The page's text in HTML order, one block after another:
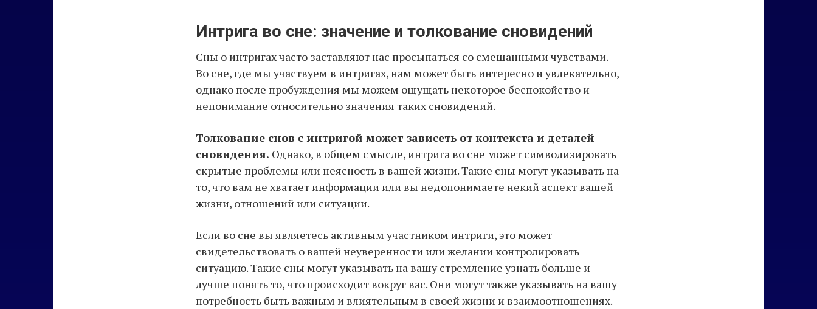
Интрига во сне: значение и толкование сновидений
Сны о интригах часто заставляют нас просыпаться со смешанными чувствами.
Во сне, где мы участвуем в интригах, нам может быть интересно и увлекательно,
однако после пробуждения мы можем ощущать некоторое беспокойство и
непонимание относительно значения таких сновидений.
Толкование снов с интригой может зависеть от контекста и деталей
сновидения. Однако, в общем смысле, интрига во сне может символизировать
скрытые проблемы или неясность в вашей жизни. Такие сны могут указывать на
то, что вам не хватает информации или вы недопонимаете некий аспект вашей
жизни, отношений или ситуации.
Если во сне вы являетесь активным участником интриги, это может
свидетельствовать о вашей неуверенности или желании контролировать
ситуацию. Такие сны могут указывать на вашу стремление узнать больше и
лучше понять то, что происходит вокруг вас. Они могут также указывать на вашу
потребность быть важным и влиятельным в своей жизни и взаимоотношениях.